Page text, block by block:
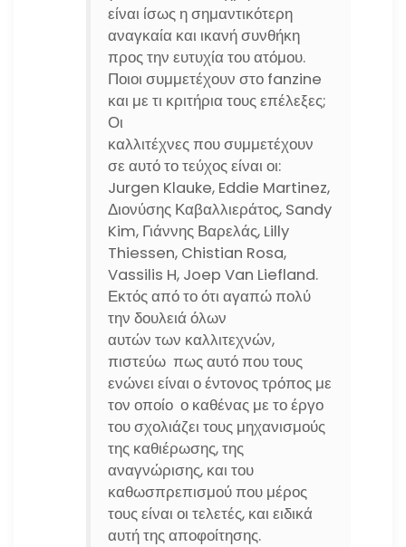
είναι ίσως η σημαντικότερη
αναγκαία και ικανή συνθήκη
προς την ευτυχία του ατόμου.
Ποιοι συμμετέχουν στο fanzine
και με τι κριτήρια τους επέλεξες;
Οι
καλλιτέχνες που συμμετέχουν
σε αυτό το τεύχος είναι οι:
Jurgen Klauke, Eddie Martinez,
Διονύσης Καβαλλιεράτος, Sandy
Kim, Γιάννης Βαρελάς, Lilly
Thiessen, Chistian Rosa,
Vassilis H, Joep Van Liefland.
Εκτός από το ότι αγαπώ πολύ
την δουλειά όλων
αυτών των καλλιτεχνών,
πιστεύω πως αυτό που τους
ενώνει είναι ο έντονος τρόπος με
τον οποίο ο καθένας με το έργο
του σχολιάζει τους μηχανισμούς
της καθιέρωσης, της
αναγνώρισης, και του
καθωσπρεπισμού που μέρος
τους είναι οι τελετές, και ειδικά
αυτή της αποφοίτησης.